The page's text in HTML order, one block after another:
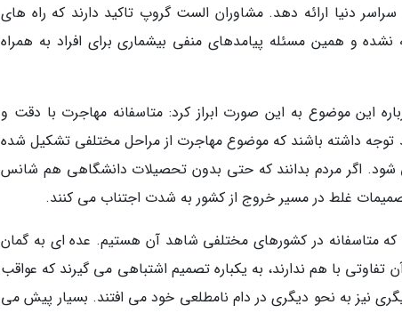
دنیا ارائه دهد. مشاوران الست گروپ تاکید دارند که راه های
و همین مسئله پیامدهای منفی بیشماری برای افراد به همراه
این موضوع به این صورت ابراز کرد: متاسفانه مهاجرت با دقت و
توجه داشته باشند که موضوع مهاجرت از مراحل مختلفی تشکیل شده
اگر مردم بدانند که حتی بدون تحصیلات دانشگاهی هم شانس
غلط در مسیر خروج از کشور به شدت اجتناب می کنند.
متاسفانه در کشورهای مختلفی شاهد آن هستیم. عده ای به گمان
تفاوتی با هم ندارند، به یکباره تصمیم اشتباهی می گیرند که عواقب
نیز به نحو دیگری در دام نامطلعی خود می افتند. بسیار پیش می